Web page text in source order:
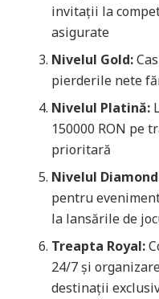
invitații la
asigurate
Nivelul Gold:
pierderile nete
Nivelul Platină:
150000 RON pe
prioritară
Nivelul
pentru
la lansările de
Treapta Royal:
24/7 și
destinații